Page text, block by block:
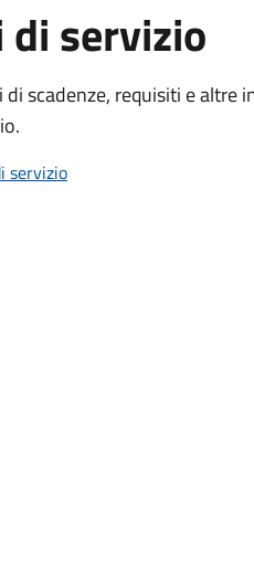
di servizio
di scadenze, requisiti e
servizio